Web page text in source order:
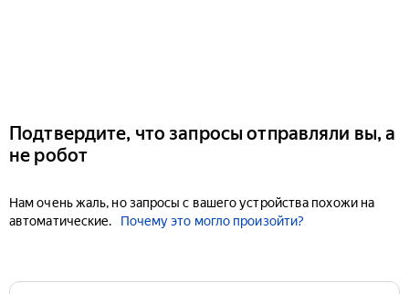
Подтвердите, что запросы отправляли вы, а
не робот
Нам очень жаль, но запросы с вашего устройства похожи на
автоматические.
Почему это могло произойти?